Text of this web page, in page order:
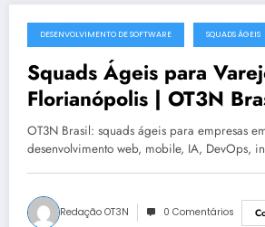
julho 19, 2025
DESENVOLVIMENTO DE SOFTWARE SQUADS ÁGEIS
Squads Ágeis para
Florianópolis | OT3N
0991
OT3N Brasil: squads ágeis para empresas
desenvolvimento web, mobile, IA, DevOps,
Redação OT3N 0 Comentários